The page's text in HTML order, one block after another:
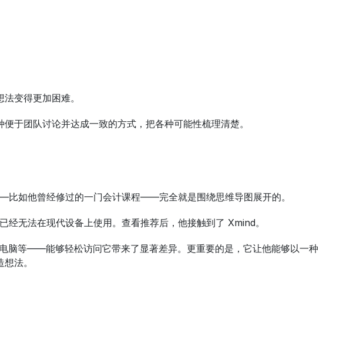
变得更加困难。
团队讨论并达成一致的方式，把各种可能性梳理清楚。
如他曾经修过的一门会计课程——完全就是围绕思维导图展开的。
无法在现代设备上使用。查看推荐后，他接触到了 Xmind。
等——能够轻松访问它带来了显著差异。更重要的是，它让他能够以一种
法。